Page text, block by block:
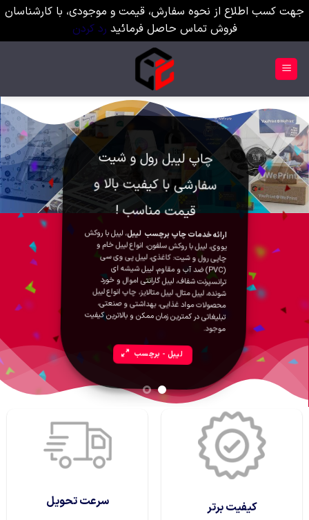
جهت کسب اطلاع از نحوه سفارش، قیمت و موجودی، با کارشناسان
فروش تماس حاصل فرمائید رد کردن
content
چاپ لیبل رول و شیت
سفارشی با کیفیت بالا و
قیمت مناسب !
ارائه خدمات چاپ برچسب لیبل، لیبل با روکش
یووی، لیبل با روکش سلفون، انواع لیبل خام و
چاپی رول و شیت: کاغذی، لیبل پی وی سی
(PVC) ضد آب و مقاوم، لیبل شیشه ای
ترانسپرنت شفاف، لیبل گارانتی اموال و خورد
شونده، لیبل متال، لیبل متالایز، چاپ انواع لیبل
محصولات مواد غذایی، بهداشتی و صنعتی،
تبلیغاتی در کمترین زمان ممکن و بالاترین کیفیت
موجود.
لیبل - برچسب
انواع ریبون حرارتی
شرکت تکتا با توجه به نیاز روز افزون در راستای
تهیه، تامین و عرضه بهترین نوع محصولات ریبون
حرارتی (در انواع وکس ،وکس رزین، رزینوتاریخ
زن ) از شرکت های معتبر اروپایی و آسیایی اقدام
به تهیه و عرضه این محصولات با بالاترین کیفیت
و قیمتی مناسب به دلیل واردات مستقیم و بی
واسطه، نموده است.
انواع ریبون
کیفیت برتر
سرعت تحویل